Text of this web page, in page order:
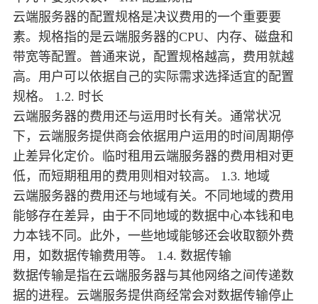
云端服务器的配置规格是决议费用的一个重要要
素。规格指的是云端服务器的CPU、内存、磁盘和
带宽等配置。普通来说，配置规格越高，费用就越
高。用户可以依据自己的实际需求选择适宜的配置
规格。 1.2. 时长
云端服务器的费用还与运用时长有关。通常状况
下，云端服务提供商会依据用户运用的时间周期停
止差异化定价。临时租用云端服务器的费用相对更
低，而短期租用的费用则相对较高。 1.3. 地域
云端服务器的费用还与地域有关。不同地域的费用
能够存在差异，由于不同地域的数据中心本钱和电
力本钱不同。此外，一些地域能够还会收取额外费
用，如数据传输费用等。 1.4. 数据传输
数据传输是指在云端服务器与其他网络之间传递数
据的进程。云端服务提供商经常会对数据传输停止